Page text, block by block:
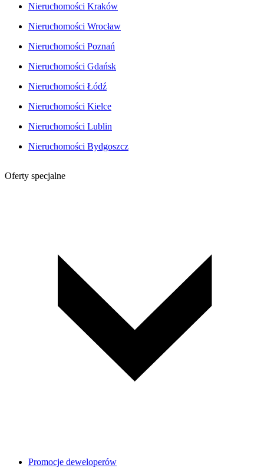
Nieruchomości Kraków
Nieruchomości Wrocław
Nieruchomości Poznań
Nieruchomości Gdańsk
Nieruchomości Łódź
Nieruchomości Kielce
Nieruchomości Lublin
Nieruchomości Bydgoszcz
Oferty specjalne
Promocje deweloperów